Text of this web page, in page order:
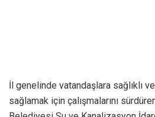
İl genelinde vatandaşlara sağlıklı
sağlamak için çalışmalarını